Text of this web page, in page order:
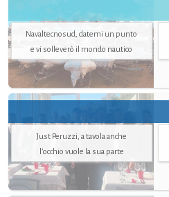
Navaltecnosud, datemi un punto
e vi solleverò il mondo nautico
Just Peruzzi, a tavola anche
l’occhio vuole la sua parte